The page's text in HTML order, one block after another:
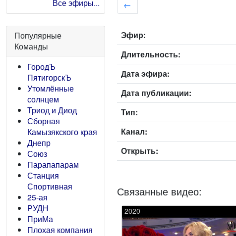
Все эфиры...
Популярные
Команды
ГородЪ
ПятигорскЪ
Утомлённые
солнцем
Триод и Диод
Сборная
Камызякского края
Днепр
Союз
Парапапарам
Станция
Спортивная
25-ая
РУДН
ПриМа
Плохая компания
←
Эфир:
Длительность:
Дата эфира:
Дата публикации:
Тип:
Канал:
Открыть:
Связанные видео:
2020